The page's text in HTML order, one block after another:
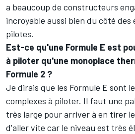
a beaucoup de constructeurs
incroyable aussi bien du côté des
pilotes.
Est-ce qu'une Formule E est
à piloter qu'une monoplace
Formule 2 ?
Je dirais que les Formule E sont
complexes à piloter. Il faut une
très large pour arriver à en tirer
d'aller vite car le niveau est très